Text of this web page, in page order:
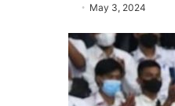
May 3, 2024